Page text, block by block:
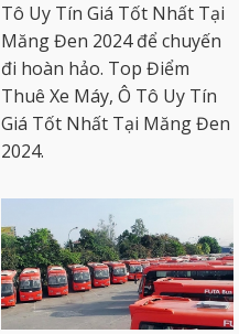
Tô Uy Tín Giá Tốt Nhất Tại
Măng Đen 2024 để chuyến
đi hoàn hảo. Top Điểm
Thuê Xe Máy, Ô Tô Uy Tín
Giá Tốt Nhất Tại Măng Đen
2024.